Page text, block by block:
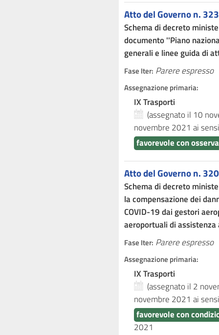
Atto del Governo n. 323
Schema di decreto
documento ''Piano
generali e linee guida di
Fase Iter: Parere espresso
Assegnazione primaria:
IX Trasporti
(assegnato il 10
novembre 2021 ai sensi
favorevole con
Atto del Governo n. 320
Schema di decreto
la compensazione dei
COVID-19 dai gestori
aeroportuali di
Fase Iter: Parere espresso
Assegnazione primaria:
IX Trasporti
(assegnato il 2
novembre 2021 ai sensi
favorevole con
2021